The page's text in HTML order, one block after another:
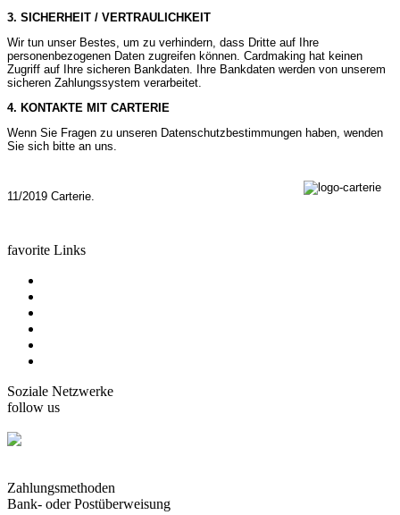
3. SICHERHEIT / VERTRAULICHKEIT
Wir tun unser Bestes, um zu verhindern, dass Dritte auf Ihre
personenbezogenen Daten zugreifen können. Cardmaking hat keinen
Zugriff auf Ihre sicheren Bankdaten. Ihre Bankdaten werden von unserem
sicheren Zahlungssystem verarbeitet.
4. KONTAKTE MIT CARTERIE
Wenn Sie Fragen zu unseren Datenschutzbestimmungen haben, wenden
Sie sich bitte an uns.
11/2019 Carterie.
favorite Links
Soziale Netzwerke
follow us
Zahlungsmethoden
Bank- oder Postüberweisung